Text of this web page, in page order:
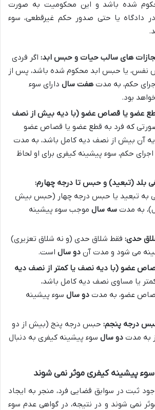
شده باشد و این محکومیت به صورت
دادگاه یا حتی صدور حکم غیرقطعی، سوء
های سالب حیات و حبس ابد: اگر فردی
نفس، یا حبس ابد محکوم شده باشد، پس از
حکم، به مدت هفت سال دارای سوء
بود.
عضو یا قصاص عضو (با دیه بیش از نصف
که فرد به قطع عضو یا قصاص عضو
آن بیش از نصف دیه کامل باشد، به مدت
حکم، سوء پیشینه کیفری برای او لحاظ
بلد (تبعید) و حبس تا درجه چهارم:
به تبعید یا حبس درجه چهار (حبس بیش
به مدت سه سال موجب سوء پیشینه
حدی: فقط شلاق حدی (و نه شلاق تعزیری)
می شود و مدت آن دو سال است.
عضو (با دیه نصف یا کمتر از نصف دیه
یا مساوی نصف دیه کامل باشد،
عضو، به مدت دو سال سوء پیشینه
درجه پنجم: حبس درجه پنج (بیش از دو
به مدت دو سال سوء پیشینه کیفری به دنبال
پیشینه کیفری موثر نمی شوند
ثبت در سوابق قضایی فرد، منجر به ایجاد
نمی شوند و در نتیجه، در گواهی عدم سوء